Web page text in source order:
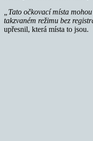
„Tato očkovací místa
takzvaném režimu bez
upřesnil, která místa to jsou.